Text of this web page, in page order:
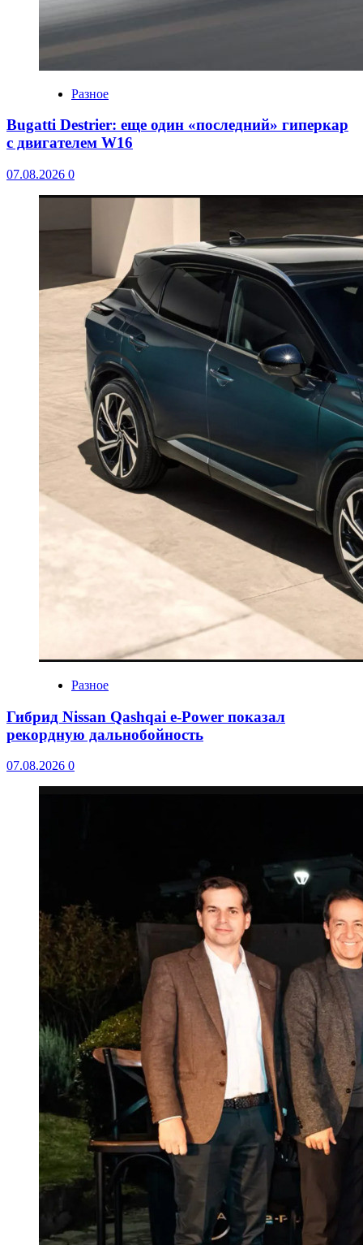
Разное
Bugatti Destrier: еще один «последний» гиперкар
с двигателем W16
07.08.2026 0
Разное
Гибрид Nissan Qashqai e-Power показал
рекордную дальнобойность
07.08.2026 0